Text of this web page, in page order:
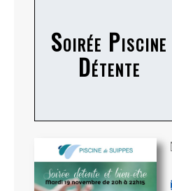
Soirée Piscine
Détente